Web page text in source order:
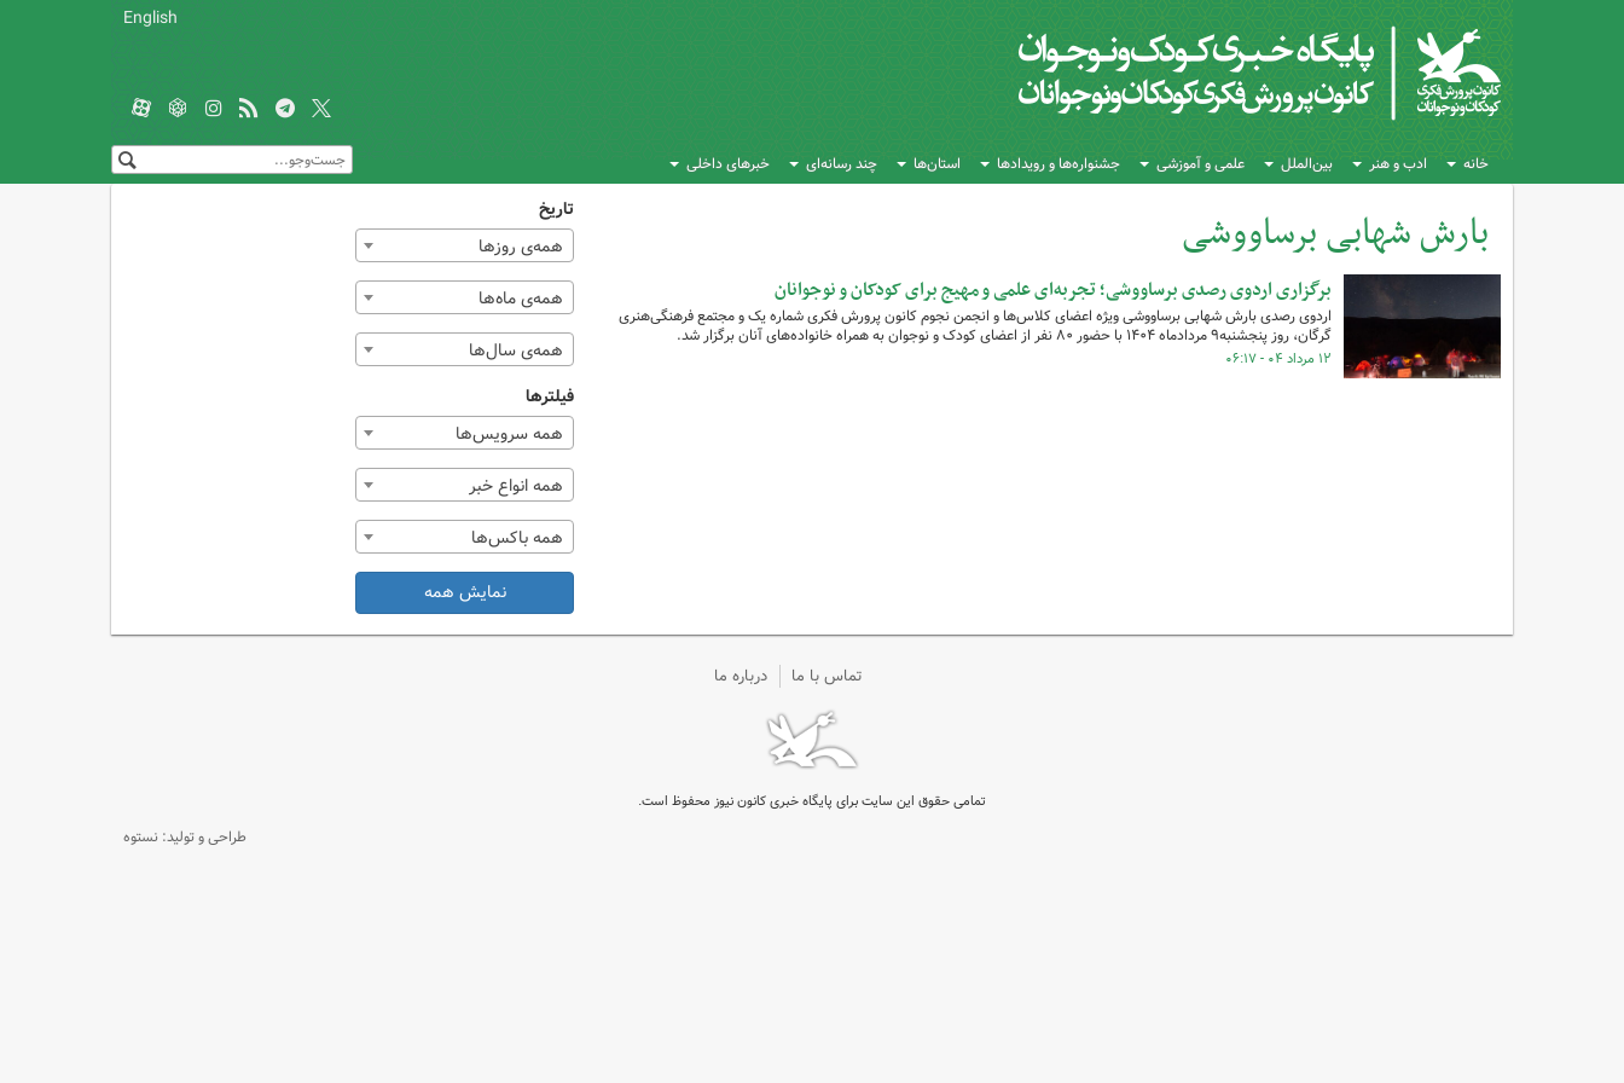
English
خانه ادب و هنر بین‌الملل علمی و آموزشی جشنواره‌ها و رویدادها استان‌ها چند رسانه‌ای خبرهای داخلی
بارش شهابی برساووشی
کل اخبار:1 برگزاری اردوی رصدی برساووشی؛ تجربه‌ای علمی و مهیج برای کودکان و نوجوانان
اردوی رصدی بارش شهابی برساووشی ویژه اعضای کلاس‌ها و انجمن نجوم کانون پرورش فکری شماره یک و مجتمع فرهنگی‌هنری
گرگان، روز پنجشنبه۹ مردادماه ۱۴۰۴ با حضور ۸۰ نفر از اعضای کودک و نوجوان به همراه خانواده‌های آنان برگزار شد.
۱۲ مرداد ۰۴ - ۰۶:۱۷
تاریخ
همه‌ی روزها
همه‌ی ماه‌ها
همه‌ی سال‌ها
فیلترها
همه سرویس‌ها
همه انواع خبر
همه باکس‌ها
نمایش همه
تماس با ما درباره ما
تمامی حقوق این سایت برای پایگاه خبری کانون نیوز محفوظ است.
طراحی و تولید: نستوه